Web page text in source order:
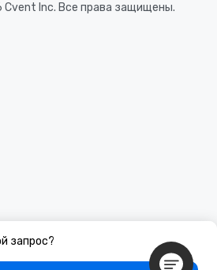
запрос?
Inc. Все права защищены.